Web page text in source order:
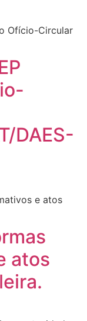
DAES-
atos